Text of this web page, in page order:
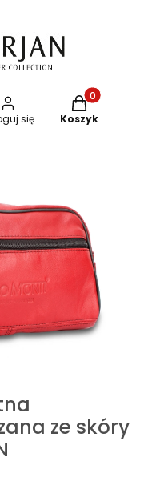
się
Produkty w
Koszyk
ze skóry